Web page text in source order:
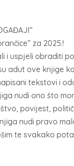
za 2025.!
i uspjeli obraditi
adut ove knjige
tekstovi i
nudi ono što
povijest,
nudi pravo
te svakako